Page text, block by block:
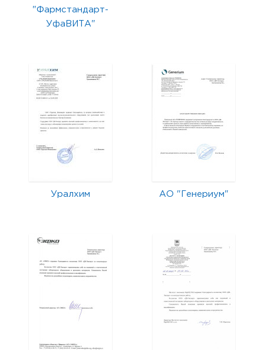
"Фармстандарт-
УфаВИТА"
Уралхим АО "Генериум"